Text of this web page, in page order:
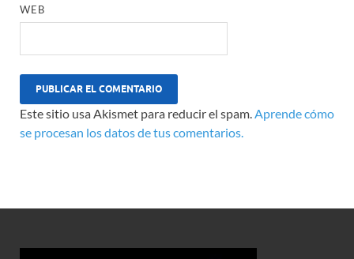
WEB
Este sitio usa Akismet para reducir el spam.Aprende cómo
se procesan los datos de tus comentarios.